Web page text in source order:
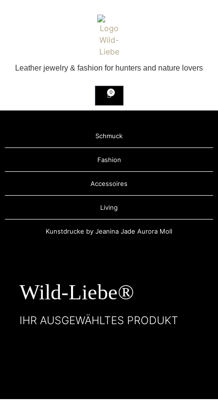
Leather jewelry & fashion for hunters and nature lovers
0
Schmuck
Fashion
Accessoires
Living
Kunstdrucke by Jeanina Jade Aurora Moll
Wild-Liebe®
IHR AUSGEWÄHLTES PRODUKT